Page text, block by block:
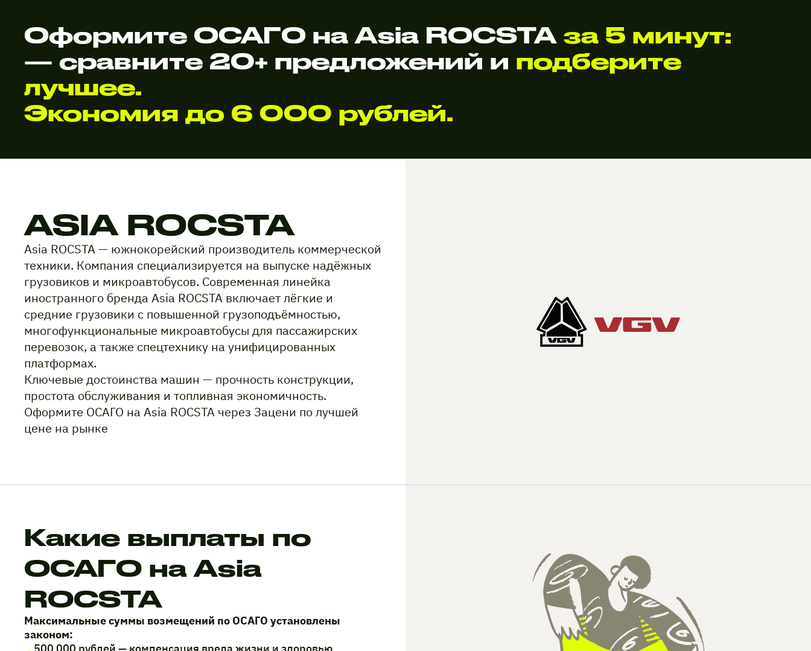
Оформите ОСАГО на Asia ROCSTA за 5 минут:
— сравните 20+ предложений и подберите
лучшее.
Экономия до 6 000 рублей.
ASIA ROCSTA
Asia ROCSTA — южнокорейский производитель коммерческой
техники. Компания специализируется на выпуске надёжных
грузовиков и микроавтобусов. Современная линейка
иностранного бренда Asia ROCSTA включает лёгкие и
средние грузовики с повышенной грузоподъёмностью,
многофункциональные микроавтобусы для пассажирских
перевозок, а также спецтехнику на унифицированных
платформах.
Ключевые достоинства машин — прочность конструкции,
простота обслуживания и топливная экономичность.
Оформите ОСАГО на Asia ROCSTA через Зацени по лучшей
цене на рынке
Какие выплаты по
ОСАГО на Asia
ROCSTA
Максимальные суммы возмещений по ОСАГО установлены
законом: